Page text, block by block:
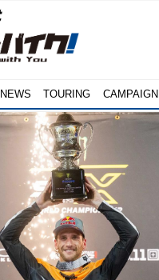
NEWS TOURING CAMPAIGN